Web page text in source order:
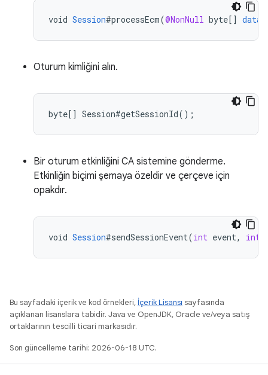
void Session#processEcm(@NonNull byte[] data
Oturum kimliğini alın.
Bir oturum etkinliğini CA sistemine gönderme.
Etkinliğin biçimi şemaya özeldir ve çerçeve için
opakdır.
void Session#sendSessionEvent(int event, int
Bu sayfadaki içerik ve kod örnekleri, İçerik Lisansı sayfasında
açıklanan lisanslara tabidir. Java ve OpenJDK, Oracle ve/veya satış
ortaklarının tescilli ticari markasıdır.
Son güncelleme tarihi: 2026-06-18 UTC.